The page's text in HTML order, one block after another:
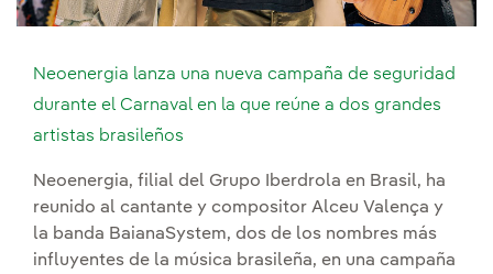
Neoenergia lanza una nueva campaña de seguridad
durante el Carnaval en la que reúne a dos grandes
artistas brasileños
Neoenergia, filial del Grupo Iberdrola en Brasil, ha
reunido al cantante y compositor Alceu Valença y
la banda BaianaSystem, dos de los nombres más
influyentes de la música brasileña, en una campaña